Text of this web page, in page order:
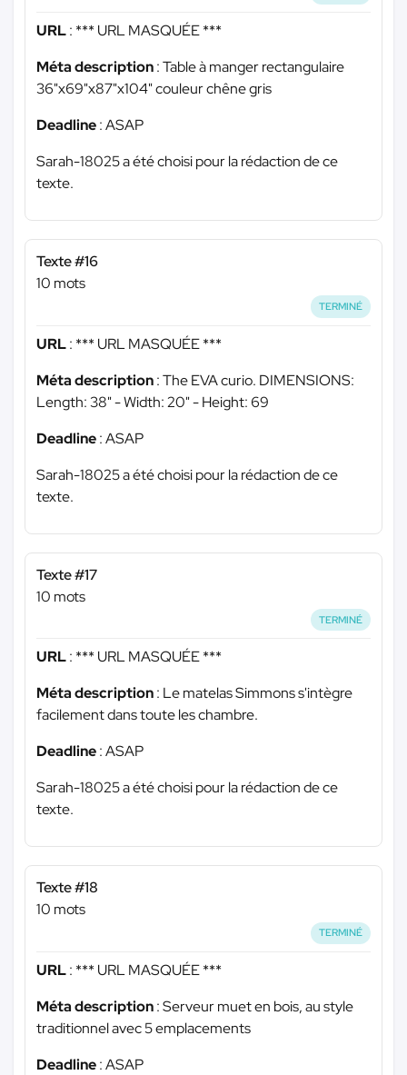
URL: *** URL MASQUÉE ***
Méta description: Table à manger rectangulaire
36"x69"x87"x104" couleur chêne gris
Deadline: ASAP
Sarah-18025 a été choisi pour la rédaction de ce
texte.
Texte #16
10 mots
TERMINÉ
URL: *** URL MASQUÉE ***
Méta description: The EVA curio. DIMENSIONS:
Length: 38" - Width: 20" - Height: 69
Deadline: ASAP
Sarah-18025 a été choisi pour la rédaction de ce
texte.
Texte #17
10 mots
TERMINÉ
URL: *** URL MASQUÉE ***
Méta description: Le matelas Simmons s'intègre
facilement dans toute les chambre.
Deadline: ASAP
Sarah-18025 a été choisi pour la rédaction de ce
texte.
Texte #18
10 mots
TERMINÉ
URL: *** URL MASQUÉE ***
Méta description: Serveur muet en bois, au style
traditionnel avec 5 emplacements
Deadline: ASAP